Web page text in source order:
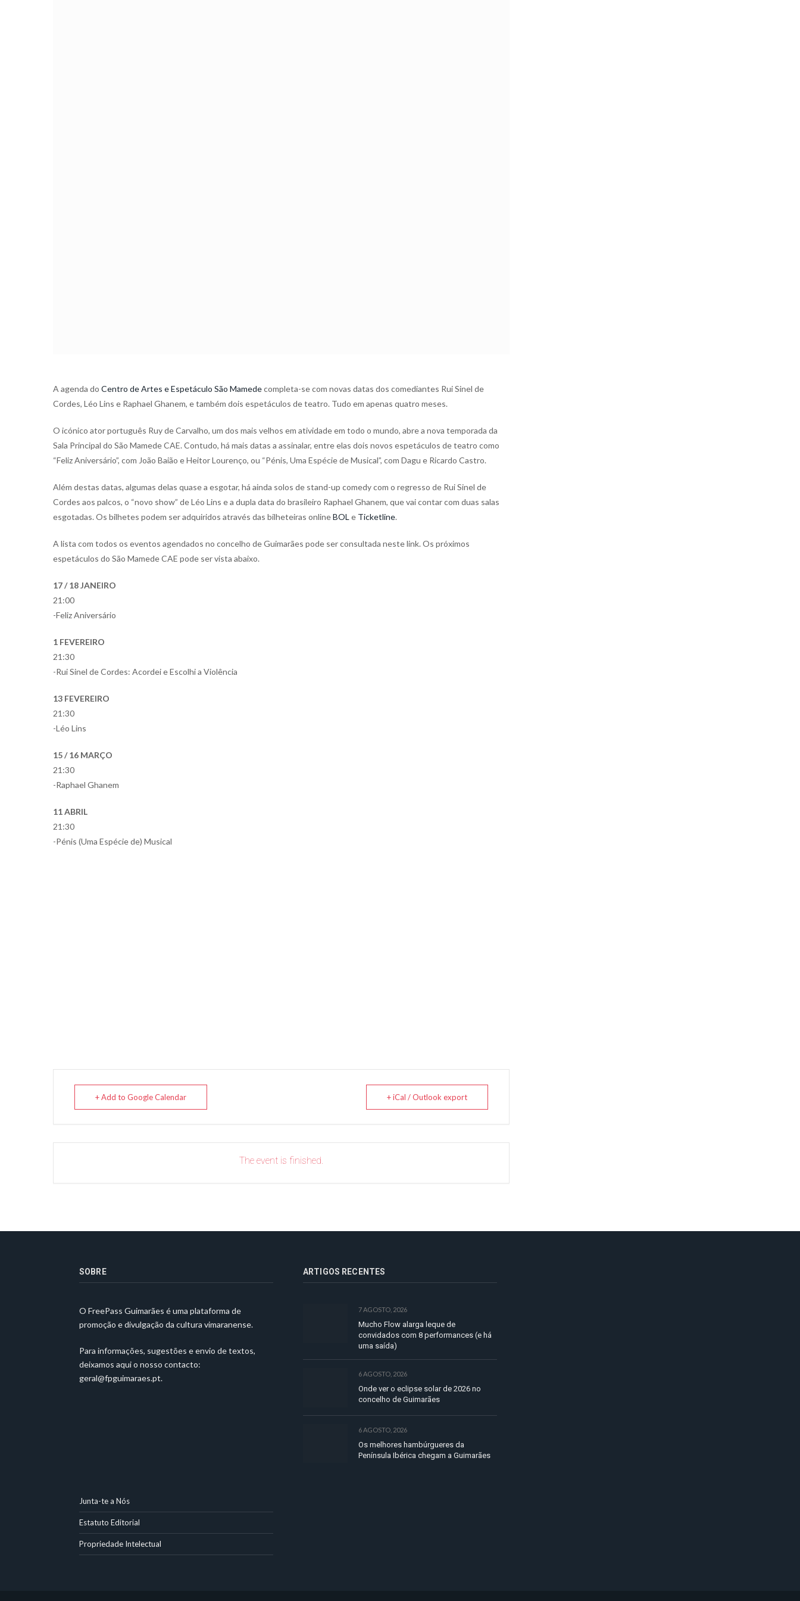
A agenda do Centro de Artes e Espetáculo São Mamedecompleta-se com novas datas dos comediantes Rui Sinel de
Cordes, Léo Lins e Raphael Ghanem, e também dois espetáculos de teatro. Tudo em apenas quatro meses.
O icónico ator português Ruy de Carvalho, um dos mais velhos em atividade em todo o mundo, abre a nova temporada da
Sala Principal do São Mamede CAE. Contudo, há mais datas a assinalar, entre elas dois novos espetáculos de teatro como
“Feliz Aniversário”, com João Baião e Heitor Lourenço, ou “Pénis, Uma Espécie de Musical”, com Dagu e Ricardo Castro.
Além destas datas, algumas delas quase a esgotar, há ainda solos de stand-up comedy com o regresso de Rui Sinel de
Cordes aos palcos, o “novo show” de Léo Lins e a dupla data do brasileiro Raphael Ghanem, que vai contar com duas salas
esgotadas. Os bilhetes podem ser adquiridos através das bilheteiras onlineBOL e Ticketline.
A lista com todos os eventos agendados no concelho de Guimarães pode ser consultada neste link. Os próximos
espetáculos do São Mamede CAE pode ser vista abaixo.
17 / 18 JANEIRO
21:00
-Feliz Aniversário
1 FEVEREIRO
21:30
-Rui Sinel de Cordes: Acordei e Escolhi a Violência
13 FEVEREIRO
21:30
-Léo Lins
15 / 16 MARÇO
21:30
-Raphael Ghanem
11 ABRIL
21:30
-Pénis (Uma Espécie de) Musical
+ Add to Google Calendar + iCal / Outlook export
The event is finished.
SOBRE
O FreePass Guimarães é uma plataforma de
promoção e divulgação da cultura vimaranense.
Para informações, sugestões e envio de textos,
deixamos aqui o nosso contacto:
geral@fpguimaraes.pt.
ARTIGOS RECENTES
7 AGOSTO, 2026
Mucho Flow alarga leque de
convidados com 8 performances (e há
uma saída)
6 AGOSTO, 2026
Onde ver o eclipse solar de 2026 no
concelho de Guimarães
6 AGOSTO, 2026
Os melhores hambúrgueres da
Península Ibérica chegam a Guimarães
Junta-te a Nós
Estatuto Editorial
Propriedade Intelectual